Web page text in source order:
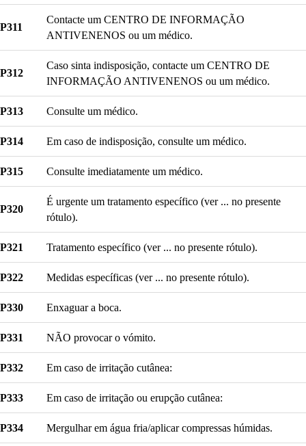
P311
Contacte um CENTRO DE INFORMAÇÃO
ANTIVENENOS ou um médico.
P312
Caso sinta indisposição, contacte um CENTRO DE
INFORMAÇÃO ANTIVENENOS ou um médico.
P313 Consulte um médico.
P314 Em caso de indisposição, consulte um médico.
P315 Consulte imediatamente um médico.
P320
É urgente um tratamento específico (ver ... no presente
rótulo).
P321 Tratamento específico (ver ... no presente rótulo).
P322 Medidas específicas (ver ... no presente rótulo).
P330 Enxaguar a boca.
P331 NÃO provocar o vómito.
P332 Em caso de irritação cutânea:
P333 Em caso de irritação ou erupção cutânea:
P334 Mergulhar em água fria/aplicar compressas húmidas.